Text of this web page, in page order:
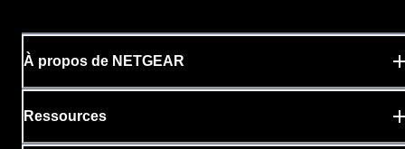
À propos de NETGEAR
Ressources